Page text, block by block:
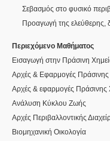
Σεβασμός στο φυσικό
Προαγωγή της ελεύθερης,
Περιεχόμενο Μαθήματος
Εισαγωγή στην Πράσινη
Αρχές & Εφαρμογές Πράσινης
Αρχές & εφαρμογές Πράσινης
Ανάλυση Κύκλου Ζωής
Αρχές Περιβαλλοντικής
Βιομηχανική Οικολογία